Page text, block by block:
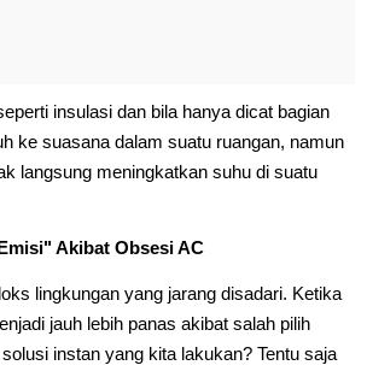
insulasi dan bila hanya dicat bagian
ke suasana dalam suatu ruangan, namun
langsung meningkatkan suhu di suatu
Akibat Obsesi AC
lingkungan yang jarang disadari. Ketika
jauh lebih panas akibat salah pilih
instan yang kita lakukan? Tentu saja